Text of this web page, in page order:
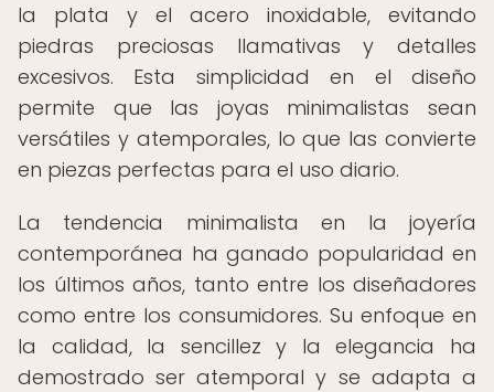
la plata y el acero inoxidable, evitando
piedras preciosas llamativas y detalles
excesivos. Esta simplicidad en el diseño
permite que las joyas minimalistas sean
versátiles y atemporales, lo que las convierte
en piezas perfectas para el uso diario.
La tendencia minimalista en la joyería
contemporánea ha ganado popularidad en
los últimos años, tanto entre los diseñadores
como entre los consumidores. Su enfoque en
la calidad, la sencillez y la elegancia ha
demostrado ser atemporal y se adapta a